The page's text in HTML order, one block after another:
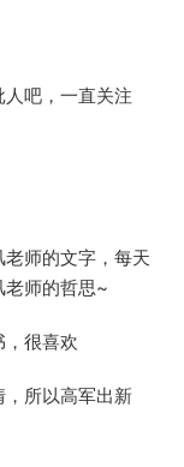
吧，一直关注
师的文字，每天
老师的哲思~
很喜欢
，所以高军出新